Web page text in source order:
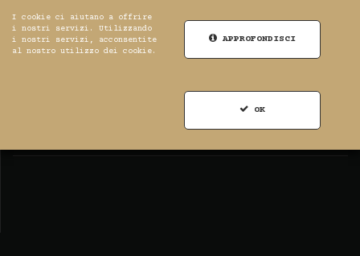
I cookie ci aiutano a offrire
i nostri servizi. Utilizzando
i nostri servizi, acconsentite
al nostro utilizzo dei cookie.
APPROFONDISCI
OK